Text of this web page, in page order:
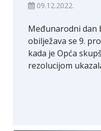
09.12.2022.
Međunarodni dan
obilježava se 9.
kada je Opća
rezolucijom